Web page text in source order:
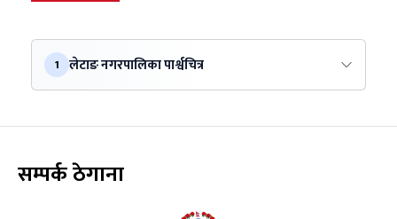
1 लेटाङ नगरपालिका पार्श्वचित्र
सम्पर्क ठेगाना